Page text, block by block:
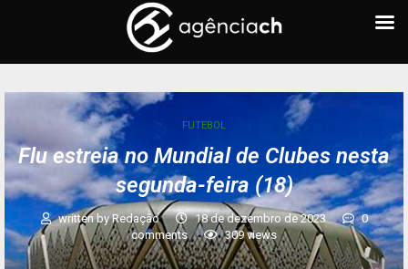
FUTEBOL
Flu estreia no Mundial de Clubes nesta
segunda-feira (18)
written byRedação 18 de dezembro de 2023
0
comments
309views